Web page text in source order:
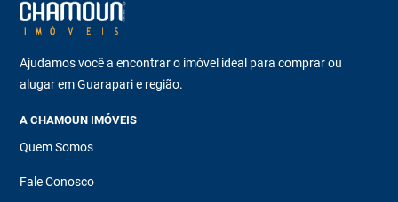
Ajudamos você a encontrar o imóvel ideal para comprar ou
alugar em Guarapari e região.
A CHAMOUN IMÓVEIS
Quem Somos
Fale Conosco